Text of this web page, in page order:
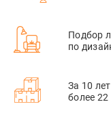
Подбор
по
За 10
более 22